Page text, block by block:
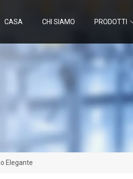
CASA CHI SIAMO PRODOTTI
Elegante